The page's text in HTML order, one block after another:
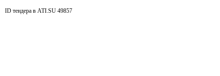
ID тендера в ATI.SU 49857